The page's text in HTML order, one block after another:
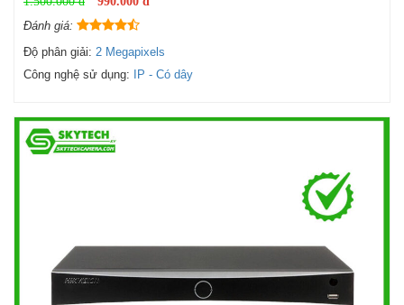
Đánh giá:
Độ phân giải: 2 Megapixels
Công nghệ sử dụng: IP - Có dây